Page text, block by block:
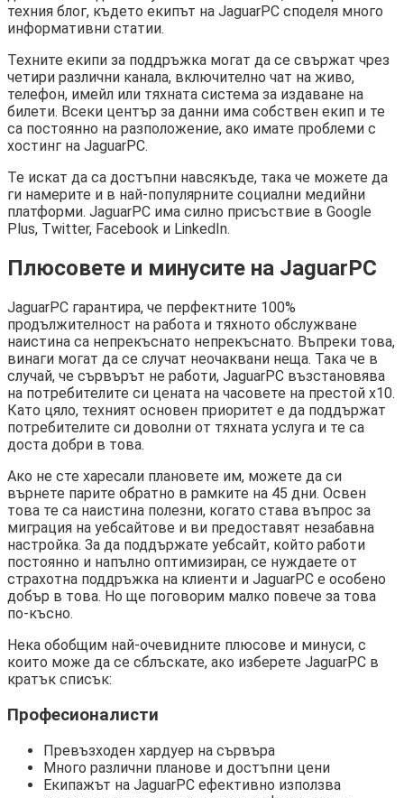
техния блог, където екипът на JaguarPC споделя много
информативни статии.
Техните екипи за поддръжка могат да се свържат чрез
четири различни канала, включително чат на живо,
телефон, имейл или тяхната система за издаване на
билети. Всеки център за данни има собствен екип и те
са постоянно на разположение, ако имате проблеми с
хостинг на JaguarPC.
Те искат да са достъпни навсякъде, така че можете да
ги намерите и в най-популярните социални медийни
платформи. JaguarPC има силно присъствие в Google
Plus, Twitter, Facebook и LinkedIn.
Плюсовете и минусите на JaguarPC
JaguarPC гарантира, че перфектните 100%
продължителност на работа и тяхното обслужване
наистина са непрекъснато непрекъснато. Въпреки това,
винаги могат да се случат неочаквани неща. Така че в
случай, че сървърът не работи, JaguarPC възстановява
на потребителите си цената на часовете на престой x10.
Като цяло, техният основен приоритет е да поддържат
потребителите си доволни от тяхната услуга и те са
доста добри в това.
Ако не сте харесали плановете им, можете да си
върнете парите обратно в рамките на 45 дни. Освен
това те са наистина полезни, когато става въпрос за
миграция на уебсайтове и ви предоставят незабавна
настройка. За да поддържате уебсайт, който работи
постоянно и напълно оптимизиран, се нуждаете от
страхотна поддръжка на клиенти и JaguarPC е особено
добър в това. Но ще поговорим малко повече за това
по-късно.
Нека обобщим най-очевидните плюсове и минуси, с
които може да се сблъскате, ако изберете JaguarPC в
кратък списък:
Професионалисти
Превъзходен хардуер на сървъра
Много различни планове и достъпни цени
Екипажът на JaguarPC ефективно използва